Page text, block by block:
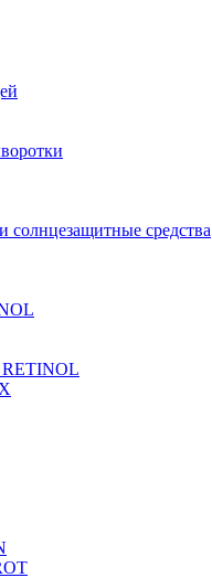
средства